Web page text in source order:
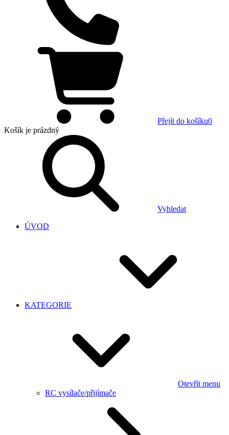
Přejít do košíku0
Košík je prázdný
Vyhledat
ÚVOD
KATEGORIE
Otevřít menu
RC vysílače/přijímače